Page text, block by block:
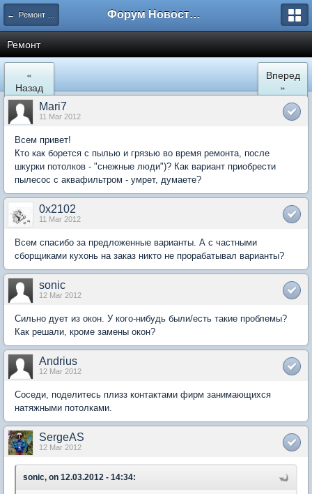
← Ремонт и обустройство Форум Новостройки
Ремонт
«
Назад
Вперед
»
Mari7
11 Mar 2012
Всем привет!
Кто как борется с пылью и грязью во время ремонта, после
шкурки потолков - "снежные люди")? Как вариант приобрести
пылесос с аквафильтром - умрет, думаете?
0x2102
11 Mar 2012
Всем спасибо за предложенные варианты. А с частными
сборщиками кухонь на заказ никто не прорабатывал варианты?
sonic
12 Mar 2012
Сильно дует из окон. У кого-нибудь были/есть такие проблемы?
Как решали, кроме замены окон?
Andrius
12 Mar 2012
Соседи, поделитесь плизз контактами фирм занимающихся
натяжными потолками.
SergeAS
12 Mar 2012
sonic, on 12.03.2012 - 14:34: